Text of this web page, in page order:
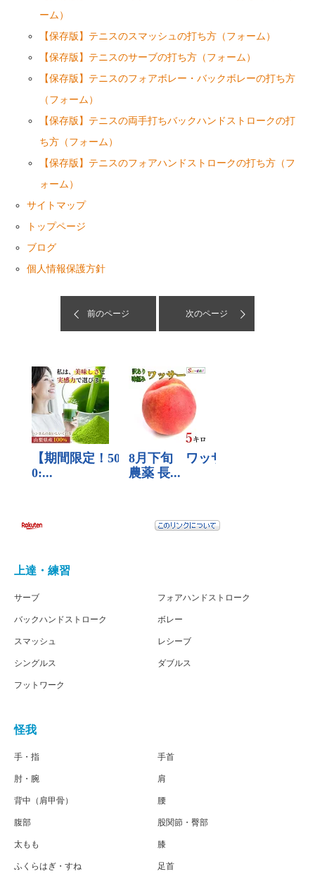
ーム）
【保存版】テニスのスマッシュの打ち方（フォーム）
【保存版】テニスのサーブの打ち方（フォーム）
【保存版】テニスのフォアボレー・バックボレーの打ち方
（フォーム）
【保存版】テニスの両手打ちバックハンドストロークの打
ち方（フォーム）
【保存版】テニスのフォアハンドストロークの打ち方（フ
ォーム）
サイトマップ
トップページ
ブログ
個人情報保護方針
前のページ 次のページ
上達・練習
サーブ
バックハンドストローク
スマッシュ
シングルス
フットワーク
フォアハンドストローク
ボレー
レシーブ
ダブルス
怪我
手・指
肘・腕
背中（肩甲骨）
腹部
太もも
ふくらはぎ・すね
手首
肩
腰
股関節・臀部
膝
足首